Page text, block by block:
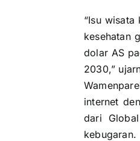
“Isu
kesehatan
dolar AS
2030,”
internet
dari